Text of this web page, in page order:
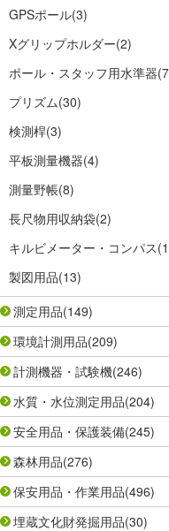
GPSポール(3)
Xグリップホルダー(2)
ポール・スタッフ用水準器
プリズム(30)
検測桿(3)
平板測量機器(4)
測量野帳(8)
長尺物用収納袋(2)
キルビメーター・コンパス
製図用品(13)
測定用品(149)
環境計測用品(209)
計測機器・試験機(246)
水質・水位測定用品(204)
安全用品・保護装備(245)
森林用品(276)
保安用品・作業用品(496)
埋蔵文化財発掘用品(30)